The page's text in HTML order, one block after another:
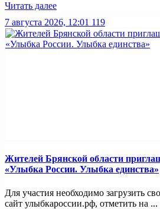
Читать далее
7 августа 2026, 12:01 119
Жителей Брянской области
«Улыбка России. Улыбка единства»
Для участия необходимо загрузить
сайт улыбкароссии.рф, отметить на ...